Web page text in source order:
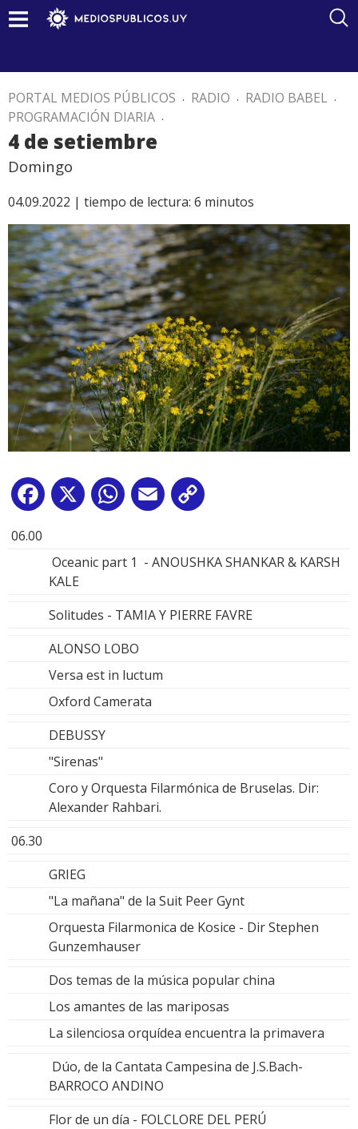
PORTAL MEDIOS PÚBLICOS . RADIO . RADIO BABEL .
PROGRAMACIÓN DIARIA .
4 de setiembre
Domingo
04.09.2022 | tiempo de lectura: 6 minutos
Facebook
X WhatsApp
Email
06.00
Oceanic part 1 - ANOUSHKA SHANKAR & KARSH
KALE
Solitudes - TAMIA Y PIERRE FAVRE
ALONSO LOBO
Versa est in luctum
Oxford Camerata
DEBUSSY
"Sirenas"
Coro y Orquesta Filarmónica de Bruselas. Dir:
Alexander Rahbari.
06.30
GRIEG
"La mañana" de la Suit Peer Gynt
Orquesta Filarmonica de Kosice - Dir Stephen
Gunzemhauser
Dos temas de la música popular china
Los amantes de las mariposas
La silenciosa orquídea encuentra la primavera
Dúo, de la Cantata Campesina de J.S.Bach-
BARROCO ANDINO
Flor de un día - FOLCLORE DEL PERÚ